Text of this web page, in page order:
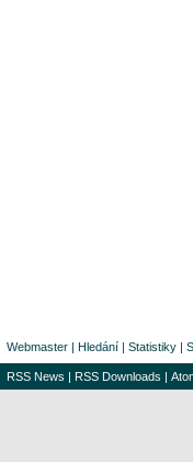
Webmaster | Hledání | Statistiky |
RSS News | RSS Downloads |